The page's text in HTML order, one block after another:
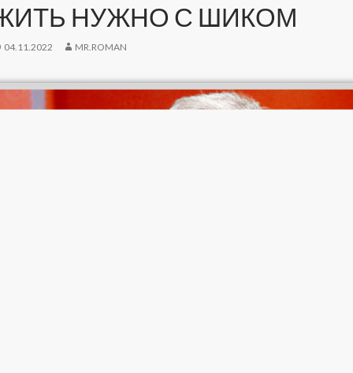
НУЖНО С ШИКОМ
04.11.2022 MR.ROMAN